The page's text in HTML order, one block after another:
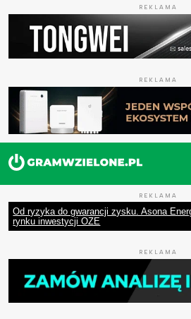
REKLAMA
REKLAMA
REKLAMA
Od ryzyka do gwarancji zysku. Asona
rynku inwestycji OZE
REKLAMA